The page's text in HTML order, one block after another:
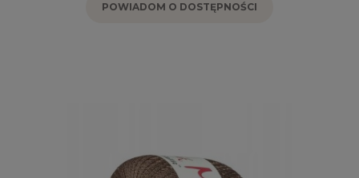
POWIADOM O DOSTĘPNOŚCI